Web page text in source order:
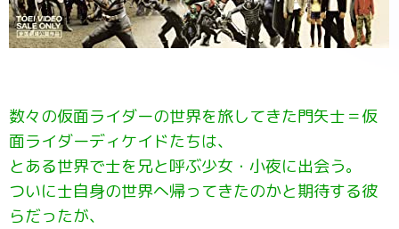
数々の仮面ライダーの世界を旅してきた門矢士＝仮
面ライダーディケイドたちは、
とある世界で士を兄と呼ぶ少女・小夜に出会う。
ついに士自身の世界へ帰ってきたのかと期待する彼
らだったが、